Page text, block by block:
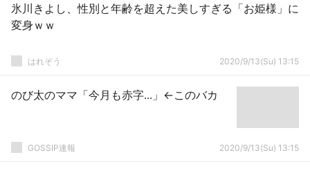
氷川きよし、性別と年齢を超えた美しすぎる「お姫様」に
変身ｗｗ
はれぞう 2020/9/13(Su) 13:15
のび太のママ「今月も赤字...」←このバカ
GOSSIP速報 2020/9/13(Su) 13:15